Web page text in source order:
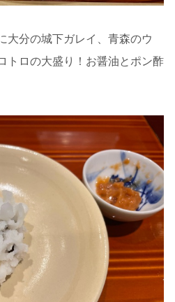
大分の城下ガレイ、青森のウ
トロの大盛り！お醤油とポン酢